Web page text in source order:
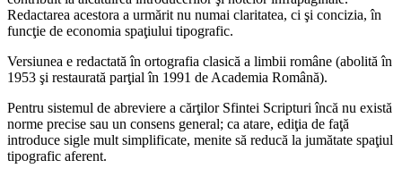
Redactarea acestora a urmărit nu numai claritatea, ci şi concizia, în
funcţie de economia spaţiului tipografic.
Versiunea e redactată în ortografia clasică a limbii române (abolită în
1953 şi restaurată parţial în 1991 de Academia Română).
Pentru sistemul de abreviere a cărţilor Sfintei Scripturi încă nu există
norme precise sau un consens general; ca atare, ediţia de faţă
introduce sigle mult simplificate, menite să reducă la jumătate spaţiul
tipografic aferent.